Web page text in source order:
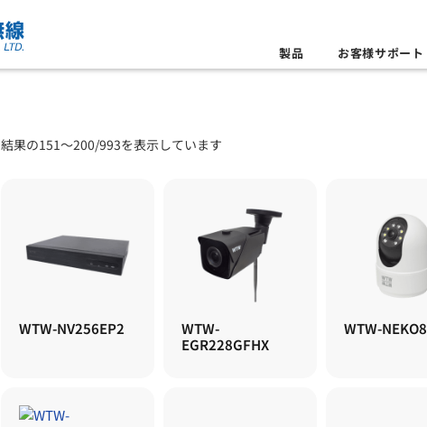
製品
お客様サポート
結果の151～200/993を表示しています
WTW-NV256EP2
WTW-
EGR228GFHX
WTW-NEKO8